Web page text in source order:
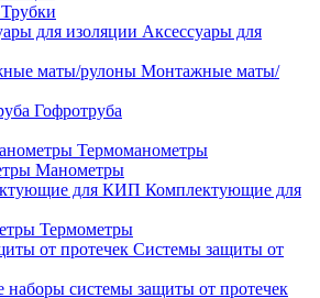
Трубки
Аксессуары для
Монтажные маты/
Гофротруба
Термоманометры
Манометры
Комплектующие для
Термометры
Системы защиты от